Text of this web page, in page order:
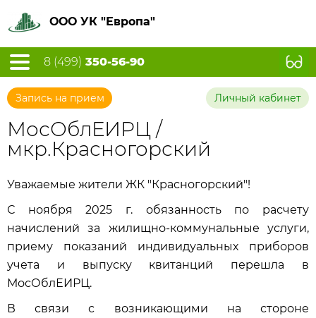
ООО УК "Европа"
8 (499) 350-56-90
Запись на прием Личный кабинет
МосОблЕИРЦ /
мкр.Красногорский
Уважаемые жители ЖК "Красногорский"!
С ноября 2025 г. обязанность по расчету
начислений за жилищно-коммунальные услуги,
приему показаний индивидуальных приборов
учета и выпуску квитанций перешла в
МосОблЕИРЦ.
В связи с возникающими на стороне